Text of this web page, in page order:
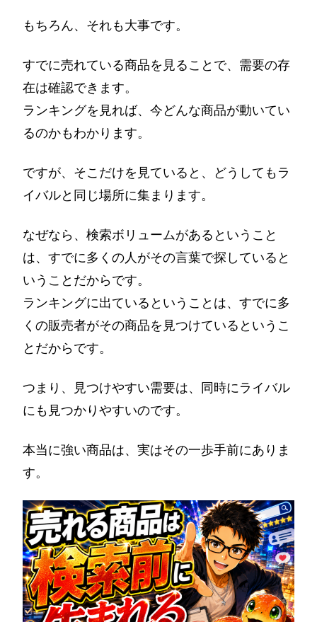
もちろん、それも大事です。
すでに売れている商品を見ることで、需要の存
在は確認できます。
ランキングを見れば、今どんな商品が動いてい
るのかもわかります。
ですが、そこだけを見ていると、どうしてもラ
イバルと同じ場所に集まります。
なぜなら、検索ボリュームがあるということ
は、すでに多くの人がその言葉で探していると
いうことだからです。
ランキングに出ているということは、すでに多
くの販売者がその商品を見つけているというこ
とだからです。
つまり、見つけやすい需要は、同時にライバル
にも見つかりやすいのです。
本当に強い商品は、実はその一歩手前にありま
す。